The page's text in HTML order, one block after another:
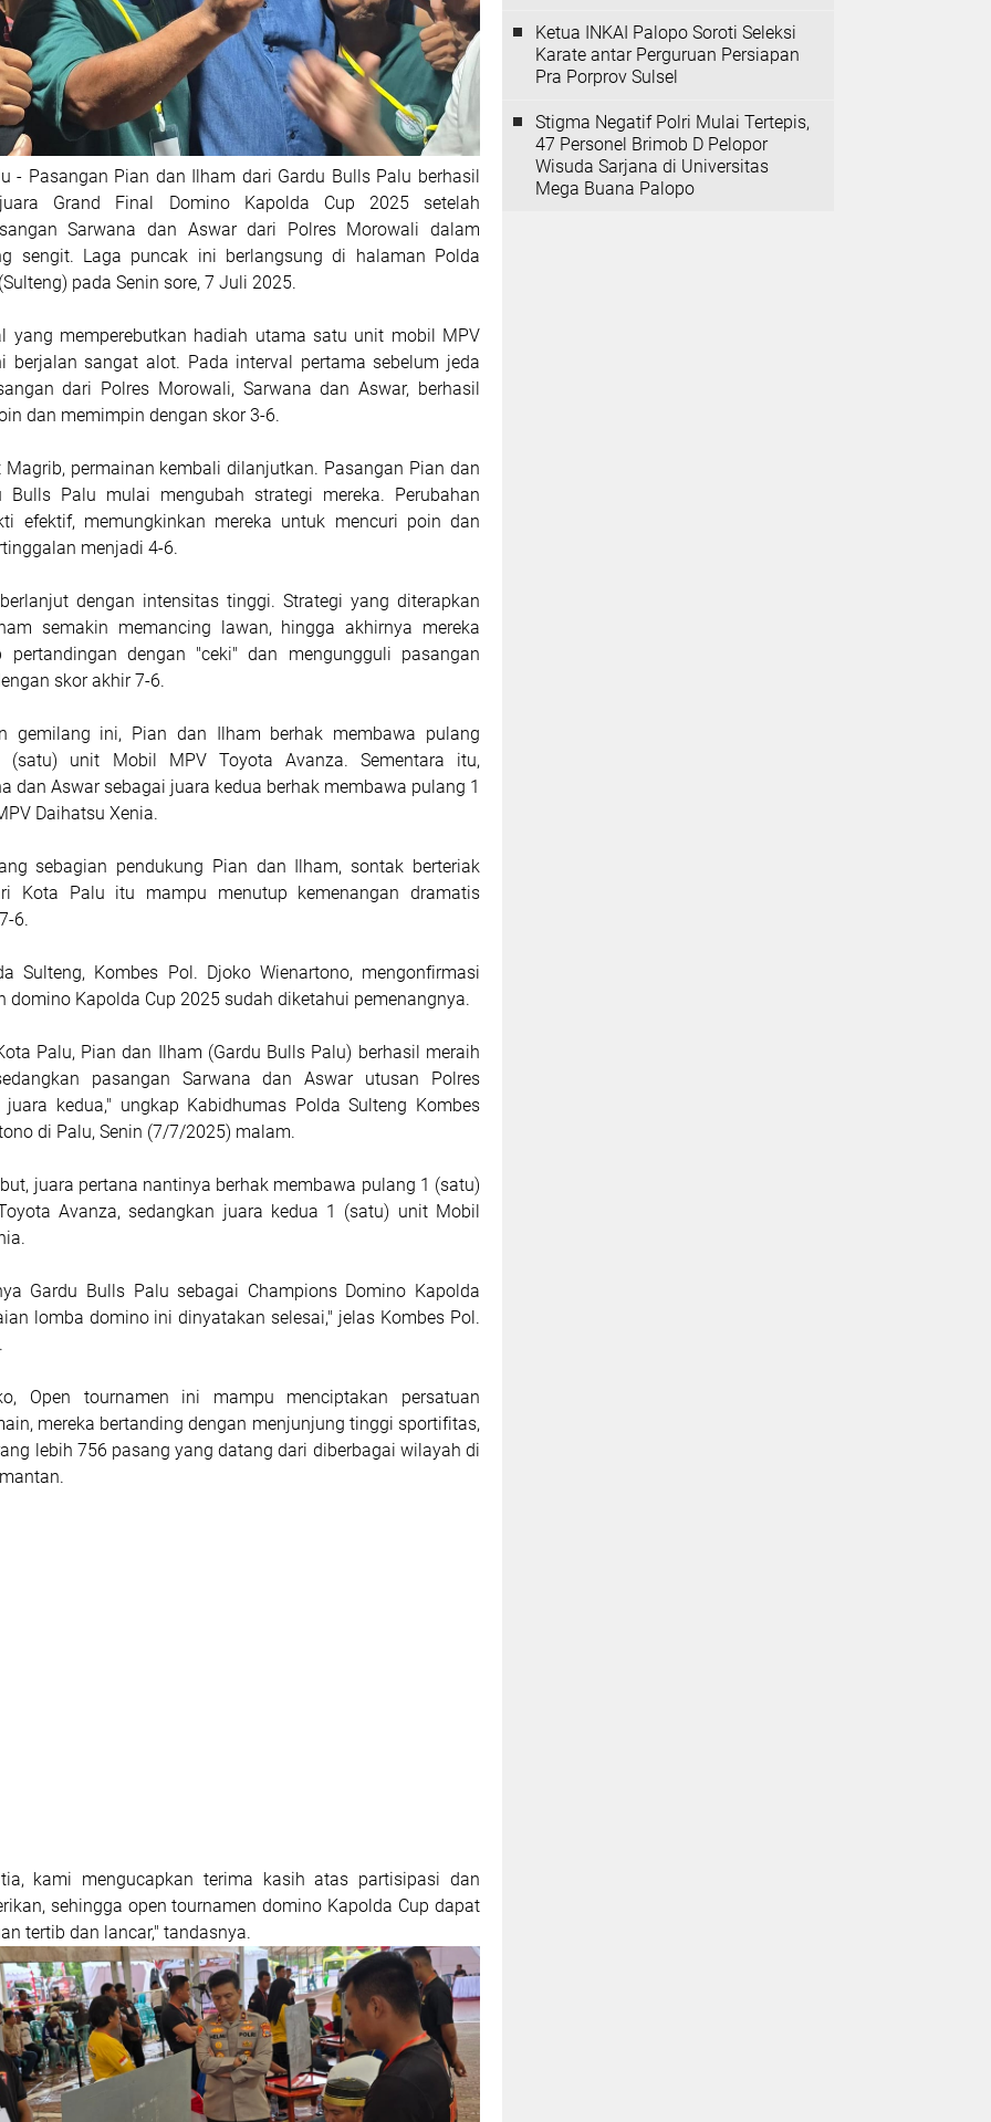
- Pasangan Pian dan Ilham dari Gardu Bulls Palu berhasil
Grand Final Domino Kapolda Cup 2025 setelah
Sarwana dan Aswar dari Polres Morowali dalam
sengit. Laga puncak ini berlangsung di halaman Polda
pada Senin sore, 7 Juli 2025.
yang memperebutkan hadiah utama satu unit mobil MPV
berjalan sangat alot. Pada interval pertama sebelum jeda
dari Polres Morowali, Sarwana dan Aswar, berhasil
dan memimpin dengan skor 3-6.
Magrib, permainan kembali dilanjutkan. Pasangan Pian dan
Bulls Palu mulai mengubah strategi mereka. Perubahan
efektif, memungkinkan mereka untuk mencuri poin dan
menjadi 4-6.
dengan intensitas tinggi. Strategi yang diterapkan
semakin memancing lawan, hingga akhirnya mereka
pertandingan dengan "ceki" dan mengungguli pasangan
skor akhir 7-6.
gemilang ini, Pian dan Ilham berhak membawa pulang
(satu) unit Mobil MPV Toyota Avanza. Sementara itu,
dan Aswar sebagai juara kedua berhak membawa pulang 1
Daihatsu Xenia.
sebagian pendukung Pian dan Ilham, sontak berteriak
Kota Palu itu mampu menutup kemenangan dramatis
6.
Sulteng, Kombes Pol. Djoko Wienartono, mengonfirmasi
domino Kapolda Cup 2025 sudah diketahui pemenangnya.
Palu, Pian dan Ilham (Gardu Bulls Palu) berhasil meraih
pasangan Sarwana dan Aswar utusan Polres
juara kedua," ungkap Kabidhumas Polda Sulteng Kombes
di Palu, Senin (7/7/2025) malam.
juara pertana nantinya berhak membawa pulang 1 (satu)
Avanza, sedangkan juara kedua 1 (satu) unit Mobil
Gardu Bulls Palu sebagai Champions Domino Kapolda
lomba domino ini dinyatakan selesai," jelas Kombes Pol.
Open tournamen ini mampu menciptakan persatuan
mereka bertanding dengan menjunjung tinggi sportifitas,
lebih 756 pasang yang datang dari diberbagai wilayah di
kami mengucapkan terima kasih atas partisipasi dan
sehingga open tournamen domino Kapolda Cup dapat
tertib dan lancar," tandasnya.
Ketua INKAI Palopo Soroti Seleksi
Karate antar Perguruan Persiapan
Pra Porprov Sulsel
Stigma Negatif Polri Mulai Tertepis,
47 Personel Brimob D Pelopor
Wisuda Sarjana di Universitas
Mega Buana Palopo